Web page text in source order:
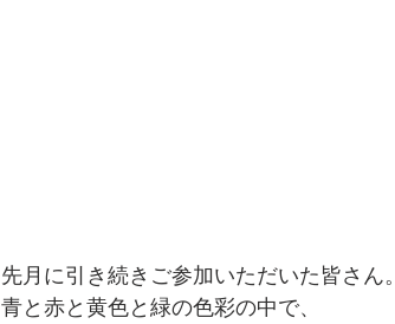
先月に引き続きご参加いただいた皆さん。
青と赤と黄色と緑の色彩の中で、